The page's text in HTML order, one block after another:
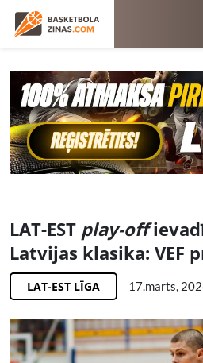
LAT-EST play-off
Latvijas klasika: VEF
LAT-EST LĪGA 17.marts,